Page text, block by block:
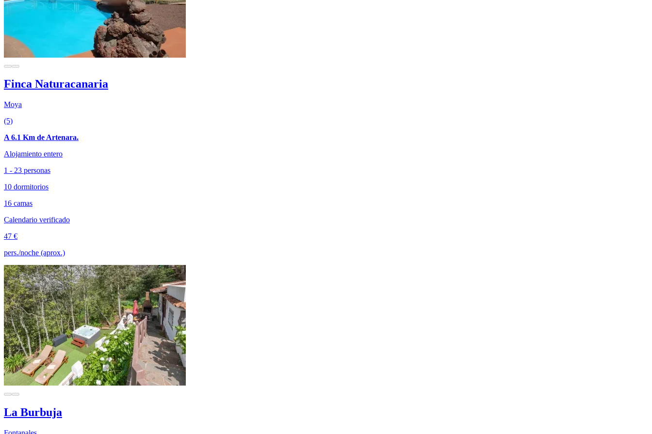
Finca Naturacanaria
Moya
(5)
A 6.1 Km de Artenara.
Alojamiento entero
1 - 23 personas
10 dormitorios
16 camas
Calendario verificado
47 €
pers./noche (aprox.)
La Burbuja